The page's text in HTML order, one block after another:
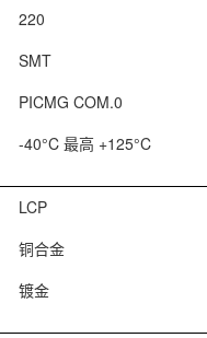
220
SMT
PICMG COM.0
-40°C 最高 +125°C
LCP
铜合金
镀金